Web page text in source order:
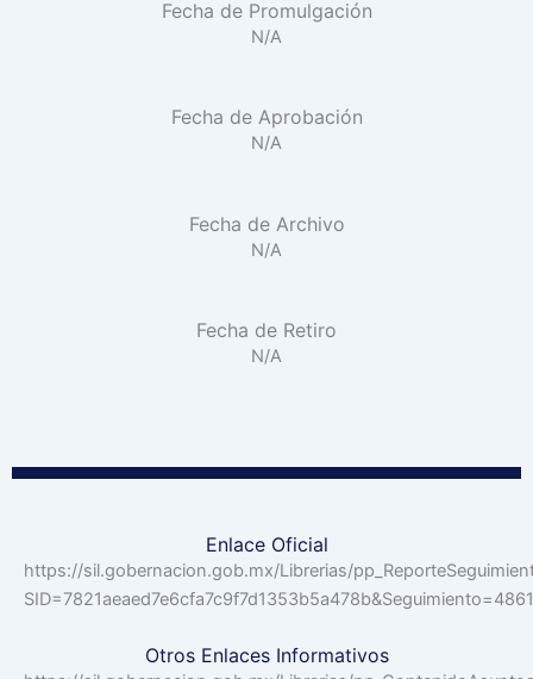
Fecha de Promulgación
N/A
Fecha de Aprobación
N/A
Fecha de Archivo
N/A
Fecha de Retiro
N/A
Enlace Oficial
https://sil.gobernacion.gob.mx/Librerias/
Otros Enlaces Informativos